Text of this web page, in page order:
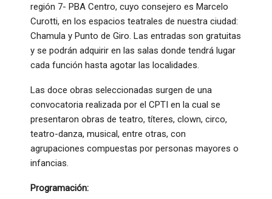
región 7- PBA Centro, cuyo consejero es Marcelo
Curotti, en los espacios teatrales de nuestra ciudad:
Chamula y Punto de Giro. Las entradas son gratuitas
y se podrán adquirir en las salas donde tendrá lugar
cada función hasta agotar las localidades.
Las doce obras seleccionadas surgen de una
convocatoria realizada por el CPTI en la cual se
presentaron obras de teatro, títeres, clown, circo,
teatro-danza, musical, entre otras, con
agrupaciones compuestas por personas mayores o
infancias.
Programación: